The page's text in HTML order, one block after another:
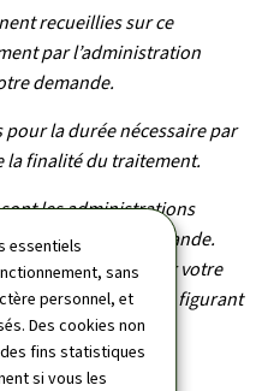
essentiels
sans
personnel, et
Des cookies non
fins statistiques
si vous les
recueillies sur ce
par l’administration
demande.
la durée nécessaire par
la finalité du traitement.
les administrations
de votre demande.
concernée par votre
des données figurant
679 relatif à la